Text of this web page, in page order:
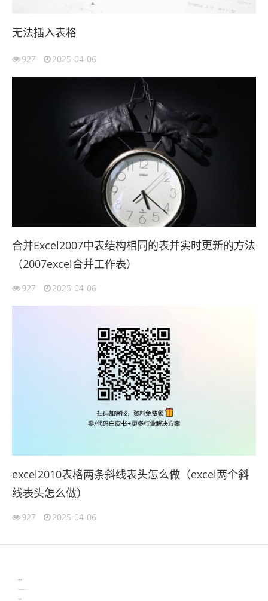
无法插入表格
927 2025-04-06
合并Excel2007中表结构相同的表并实时更新的方法
（2007excel合并工作表）
927 2025-04-06
excel2010表格两条斜线表头怎么做（excel两个斜
线表头怎么做）
927 2025-04-06